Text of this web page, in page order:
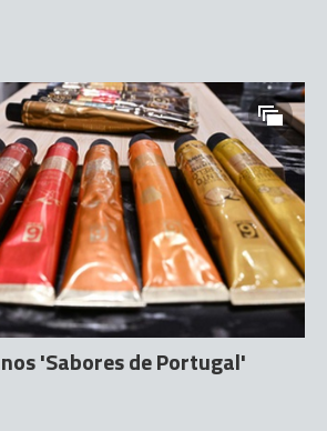
'Sabores de Portugal'